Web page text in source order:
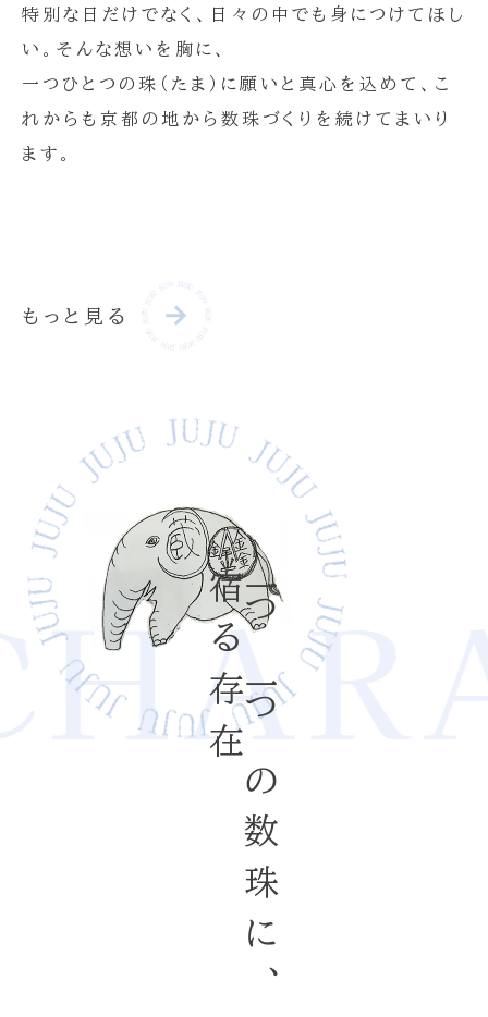
特別な日だけでなく、日々の中でも身につけてほし
い。そんな想いを胸に、
一つひとつの珠（たま）に願いと真心を込めて、こ
れからも京都の地から数珠づくりを続けてまいり
ます。
もっと見る
一つ一つの数珠に、
宿る存在